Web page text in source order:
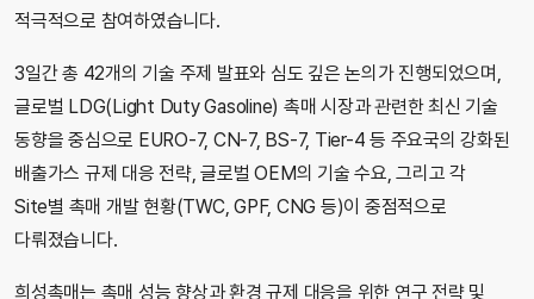
적극적으로 참여하였습니다.
3일간 총 42개의 기술 주제 발표와 심도 깊은 논의가 진행되었으며,
글로벌 LDG(Light Duty Gasoline) 촉매 시장과 관련한 최신 기술
동향을 중심으로 EURO-7, CN-7, BS-7, Tier-4 등 주요국의 강화된
배출가스 규제 대응 전략, 글로벌 OEM의 기술 수요, 그리고 각
Site별 촉매 개발 현황(TWC, GPF, CNG 등)이 중점적으로
다뤄졌습니다.
희성촉매는 촉매 성능 향상과 환경 규제 대응을 위한 연구 전략 및